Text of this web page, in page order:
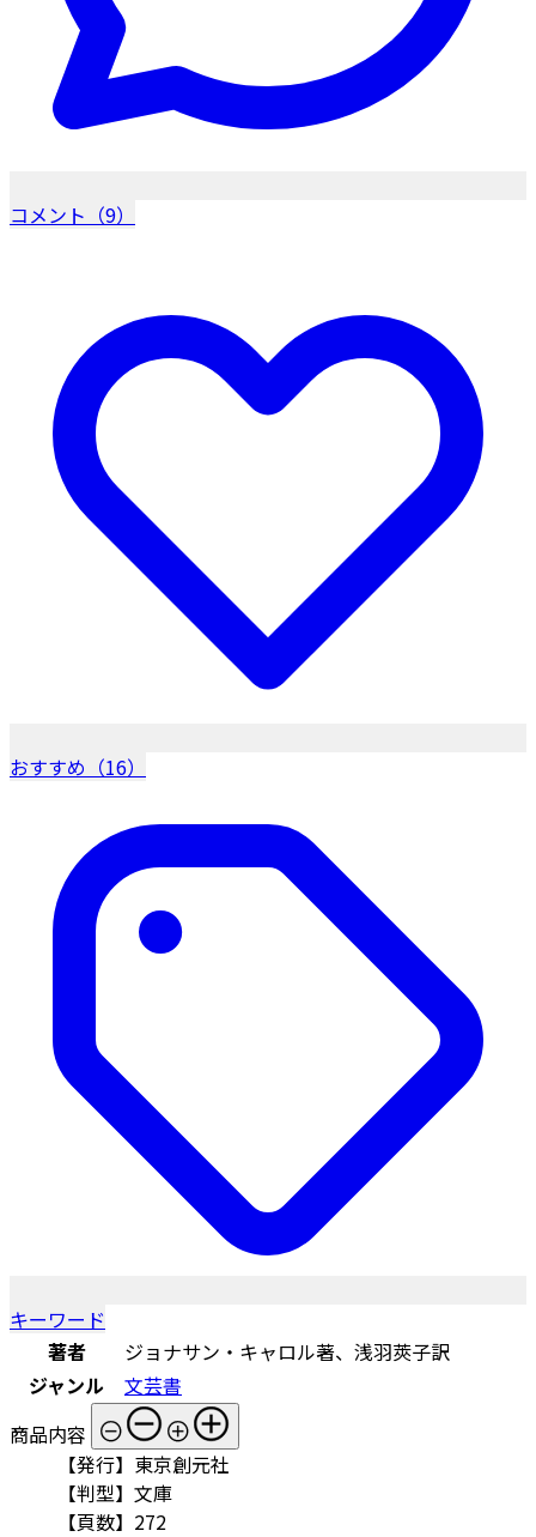
コメント（9）
おすすめ（16）
キーワード
著者
ジョナサン・キャロル著、浅羽莢子訳
ジャンル
文芸書
商品内容
【発行】東京創元社
【判型】文庫
【頁数】272